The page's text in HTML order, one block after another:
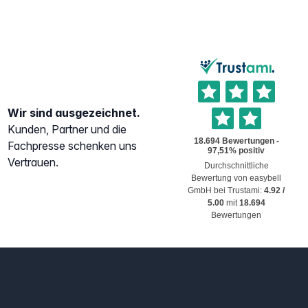
Wir sind ausgezeichnet.
Kunden, Partner und die
Fachpresse schenken uns
Vertrauen.
Durchschnittliche
Bewertung von easybell
GmbHbei Trustami:4.92 /
5.00mit 18.694
Bewertungen